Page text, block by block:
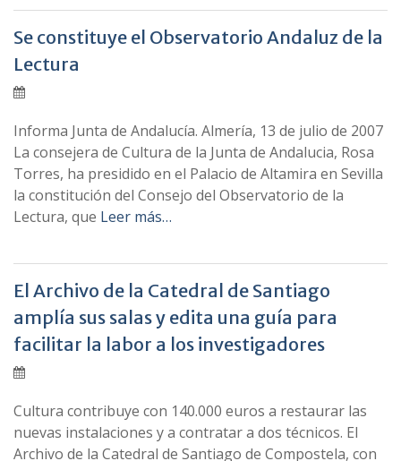
Se constituye el Observatorio Andaluz de la
Lectura
Informa Junta de Andalucí­a. Almerí­a, 13 de julio de 2007
La consejera de Cultura de la Junta de Andalucia, Rosa
Torres, ha presidido en el Palacio de Altamira en Sevilla
la constitución del Consejo del Observatorio de la
Lectura, que Leer más…
El Archivo de la Catedral de Santiago
amplía sus salas y edita una guía para
facilitar la labor a los investigadores
Cultura contribuye con 140.000 euros a restaurar las
nuevas instalaciones y a contratar a dos técnicos. El
Archivo de la Catedral de Santiago de Compostela, con